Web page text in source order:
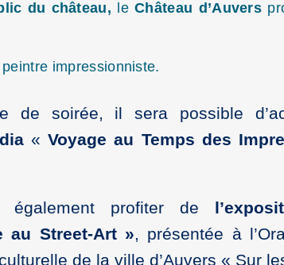
du château, leChâteau d’Auvers
impressionniste.
de soirée, il sera possible
«Voyage au Temps des
également profiter de
au Street-Art », présentée à
de la ville d’Auvers « Sur